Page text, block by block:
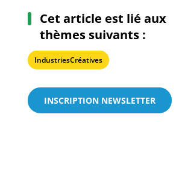
Cet article est lié aux
thèmes suivants :
IndustriesCréatives
INSCRIPTION NEWSLETTER